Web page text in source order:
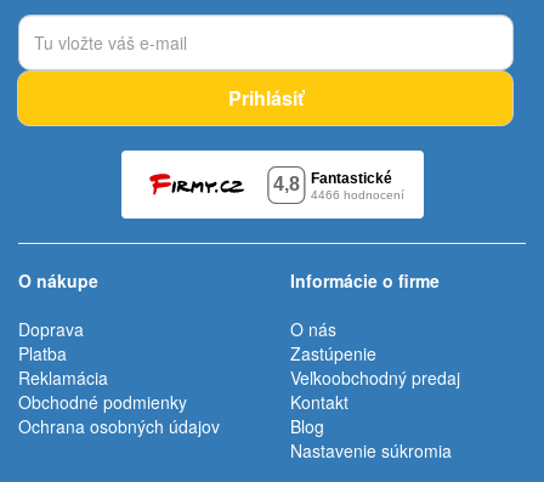
Prihlásiť
O nákupe
Doprava
Platba
Reklamácia
Obchodné podmienky
Ochrana osobných údajov
Informácie o firme
O nás
Zastúpenie
Veľkoobchodný predaj
Kontakt
Blog
Nastavenie súkromia